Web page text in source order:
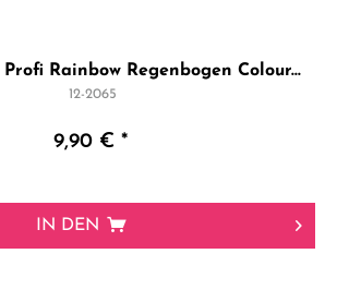
Rainbow Regenbogen Colour...
12-2065
9,90 € *
IN DEN